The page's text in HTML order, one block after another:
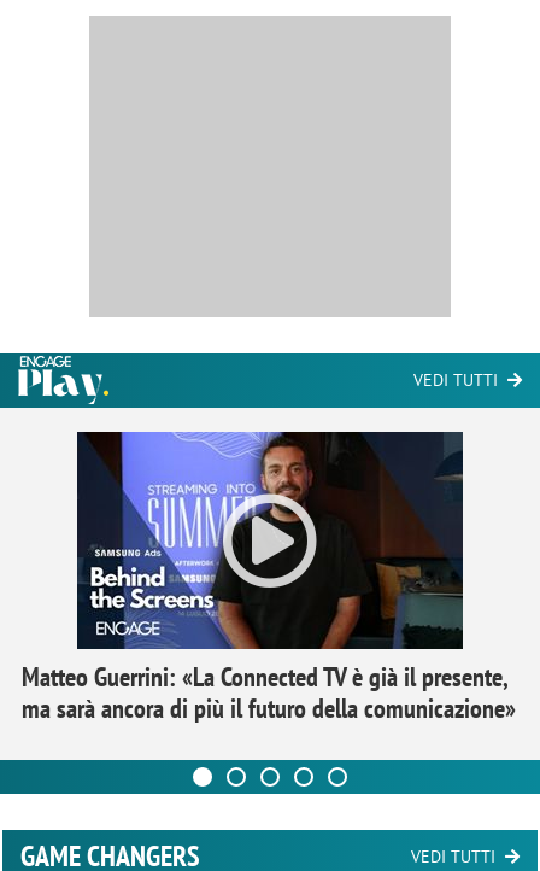
VEDI TUTTI
Matteo Guerrini: «La Connected TV è già il presente,
ma sarà ancora di più il futuro della comunicazione»
GAME CHANGERS VEDI TUTTI